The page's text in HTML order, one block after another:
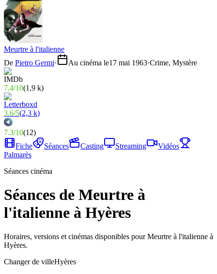
Meurtre à l'italienne
De Pietro Germi· Au cinéma le17 mai 1963·Crime, Mystère
7.4/10(1,9 k)
3.6/5(2,3 k)
7.3/10(12)
Fiche
Séances Casting Streaming
Vidéos
Palmarès
Séances cinéma
Séances de Meurtre à
l'italienne à Hyères
Horaires, versions et cinémas disponibles pour Meurtre à l'italienne à
Hyères.
Changer de villeHyères